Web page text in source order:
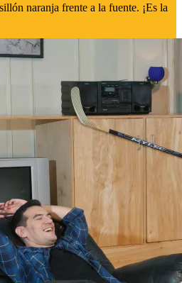
naranja frente a la fuente. ¡Es la